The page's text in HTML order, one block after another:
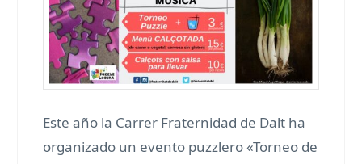
Este año la Carrer Fraternidad de Dalt ha
organizado un evento puzzlero «Torneo de